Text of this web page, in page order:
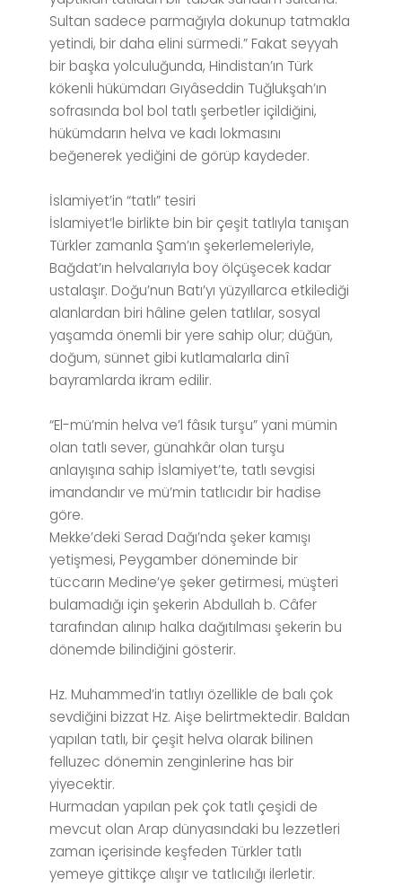
Sultan sadece parmağıyla dokunup tatmakla
yetindi, bir daha elini sürmedi.” Fakat seyyah
bir başka yolculuğunda, Hindistan’ın Türk
kökenli hükümdarı Gıyâseddin Tuğlukşah’ın
sofrasında bol bol tatlı şerbetler içildiğini,
hükümdarın helva ve kadı lokmasını
beğenerek yediğini de görüp kaydeder.
İslamiyet’in “tatlı” tesiri
İslamiyet’le birlikte bin bir çeşit tatlıyla tanışan
Türkler zamanla Şam’ın şekerlemeleriyle,
Bağdat’ın helvalarıyla boy ölçüşecek kadar
ustalaşır. Doğu’nun Batı’yı yüzyıllarca etkilediği
alanlardan biri hâline gelen tatlılar, sosyal
yaşamda önemli bir yere sahip olur; düğün,
doğum, sünnet gibi kutlamalarla dinî
bayramlarda ikram edilir.
“El-mü’min helva ve’l fâsık turşu” yani mümin
olan tatlı sever, günahkâr olan turşu
anlayışına sahip İslamiyet’te, tatlı sevgisi
imandandır ve mü’min tatlıcıdır bir hadise
göre.
Mekke’deki Serad Dağı’nda şeker kamışı
yetişmesi, Peygamber döneminde bir
tüccarın Medine’ye şeker getirmesi, müşteri
bulamadığı için şekerin Abdullah b. Câfer
tarafından alınıp halka dağıtılması şekerin bu
dönemde bilindiğini gösterir.
Hz. Muhammed’in tatlıyı özellikle de balı çok
sevdiğini bizzat Hz. Aişe belirtmektedir. Baldan
yapılan tatlı, bir çeşit helva olarak bilinen
felluzec dönemin zenginlerine has bir
yiyecektir.
Hurmadan yapılan pek çok tatlı çeşidi de
mevcut olan Arap dünyasındaki bu lezzetleri
zaman içerisinde keşfeden Türkler tatlı
yemeye gittikçe alışır ve tatlıcılığı ilerletir.